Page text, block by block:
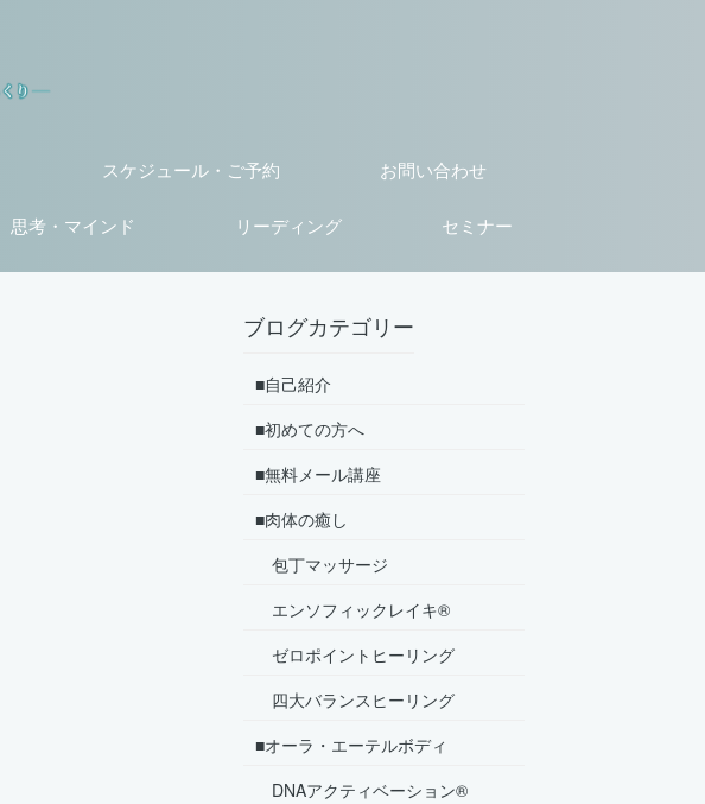
スケジュール・ご予約 お問い合わせ
思考・マインド リーディング セミナー
ブログカテゴリー
■自己紹介
■初めての方へ
■無料メール講座
■肉体の癒し
包丁マッサージ
エンソフィックレイキ®
ゼロポイントヒーリング
四大バランスヒーリング
■オーラ・エーテルボディ
DNAアクティベーション®